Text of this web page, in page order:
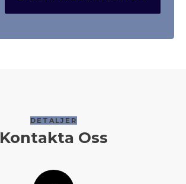
DETALJER
Kontakta Oss